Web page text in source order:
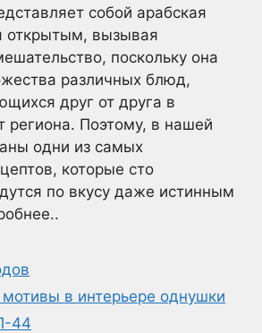
собой арабская
открытым, вызывая
поскольку она
различных блюд,
друг от друга в
региона. Поэтому, в нашей
одни из самых
которые сто
по вкусу даже истинным
в интерьере однушки
44